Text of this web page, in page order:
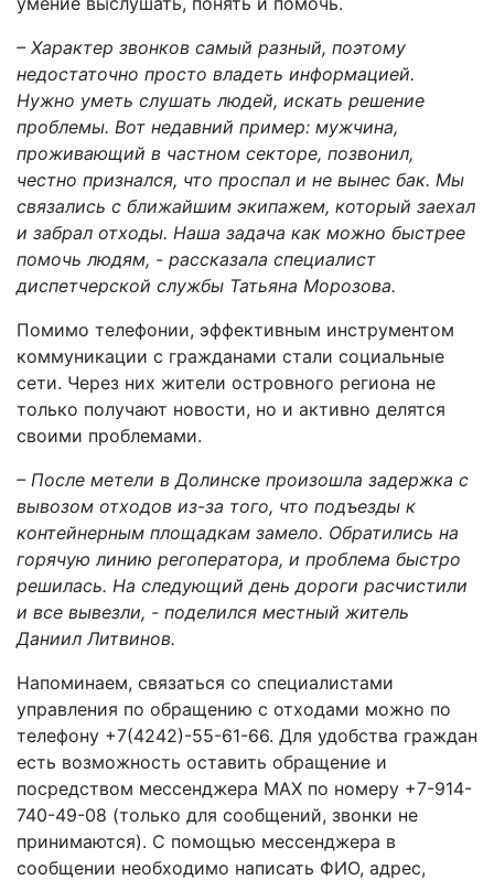
– Характер звонков самый разный, поэтому
недостаточно просто владеть информацией.
Нужно уметь слушать людей, искать решение
проблемы. Вот недавний пример: мужчина,
проживающий в частном секторе, позвонил,
честно признался, что проспал и не вынес бак. Мы
связались с ближайшим экипажем, который заехал
и забрал отходы. Наша задача как можно быстрее
помочь людям, - рассказала специалист
диспетчерской службы Татьяна Морозова.
Помимо телефонии, эффективным инструментом
коммуникации с гражданами стали социальные
сети. Через них жители островного региона не
только получают новости, но и активно делятся
своими проблемами.
– После метели в Долинске произошла задержка с
вывозом отходов из-за того, что подъезды к
контейнерным площадкам замело. Обратились на
горячую линию регоператора, и проблема быстро
решилась. На следующий день дороги расчистили
и все вывезли, - поделился местный житель
Даниил Литвинов.
Напоминаем, связаться со специалистами
управления по обращению с отходами можно по
телефону +7(4242)-55-61-66. Для удобства граждан
есть возможность оставить обращение и
посредством мессенджера MAX по номеру +7-914-
740-49-08 (только для сообщений, звонки не
принимаются). С помощью мессенджера в
сообщении необходимо написать ФИО, адрес,